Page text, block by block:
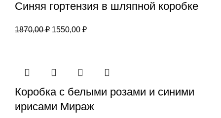
Синяя гортензия в шляпной коробке
1870,00₽ Первоначальная
1550,00 ₽Текущая
Коробка с белыми розами и синими
ирисами Мираж